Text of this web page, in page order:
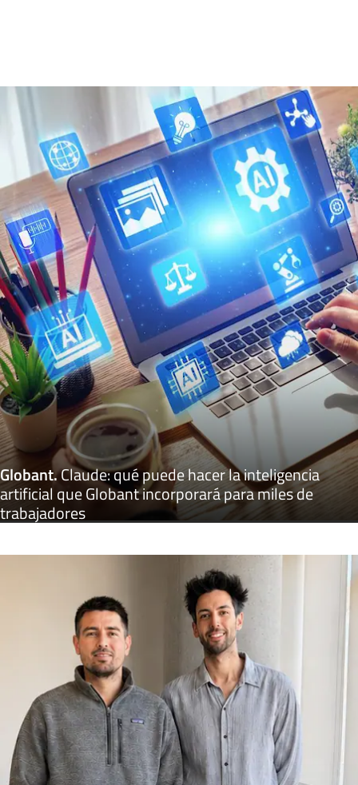
Globant.Claude: qué puede hacer la inteligencia
artificial que Globant incorporará para miles de
trabajadores